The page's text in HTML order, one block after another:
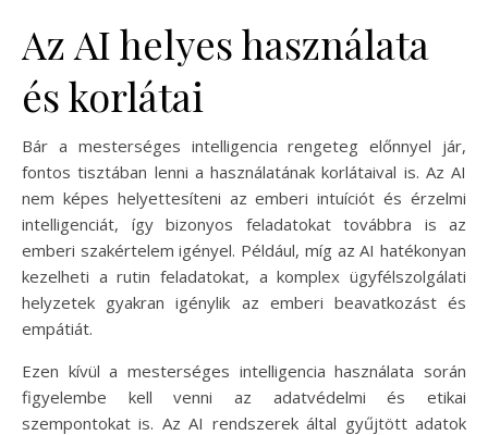
Az AI helyes használata
és korlátai
Bár a mesterséges intelligencia rengeteg előnnyel jár,
fontos tisztában lenni a használatának korlátaival is. Az AI
nem képes helyettesíteni az emberi intuíciót és érzelmi
intelligenciát, így bizonyos feladatokat továbbra is az
emberi szakértelem igényel. Például, míg az AI hatékonyan
kezelheti a rutin feladatokat, a komplex ügyfélszolgálati
helyzetek gyakran igénylik az emberi beavatkozást és
empátiát.
Ezen kívül a mesterséges intelligencia használata során
figyelembe kell venni az adatvédelmi és etikai
szempontokat is. Az AI rendszerek által gyűjtött adatok